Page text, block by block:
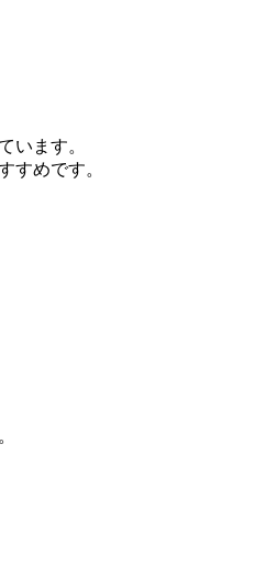
います。
すめです。